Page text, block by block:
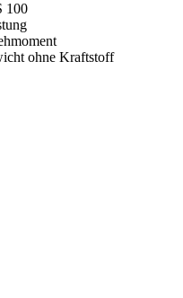
100
ohne Kraftstoff